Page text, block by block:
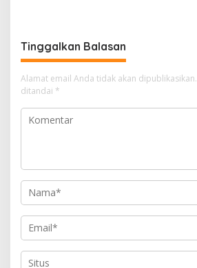
Tinggalkan Balasan
Alamat email Anda tidak akan dipublikasikan.
ditandai *